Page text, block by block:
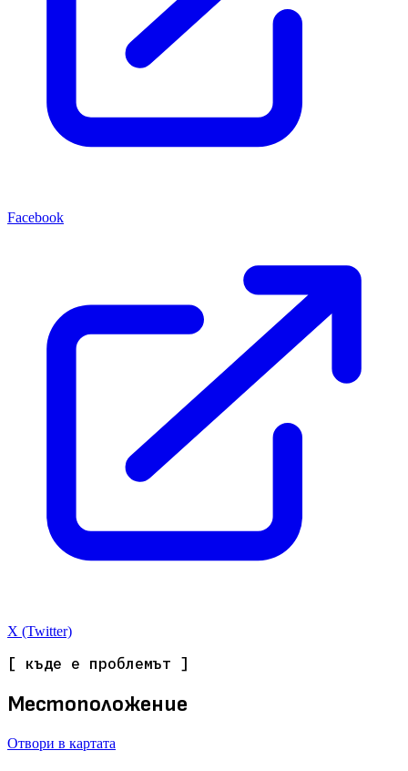
Facebook
X (Twitter)
[ къде е проблемът ]
Местоположение
Отвори в картата